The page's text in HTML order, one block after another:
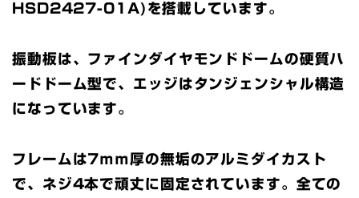
HSD2427-01A)を搭載しています。
振動板は、ファインダイヤモンドドームの硬質ハ
ードドーム型で、エッジはタンジェンシャル構造
になっています。
フレームは7ｍｍ厚の無垢のアルミダイカスト
で、ネジ4本で頑丈に固定されています。全ての